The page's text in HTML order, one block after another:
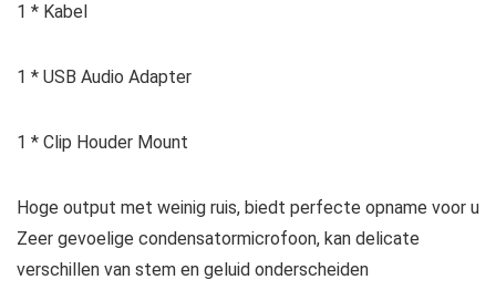
1 * Kabel
1 * USB Audio Adapter
1 * Clip Houder Mount
Hoge output met weinig ruis, biedt perfecte opname voor u
Zeer gevoelige condensatormicrofoon, kan delicate
verschillen van stem en geluid onderscheiden